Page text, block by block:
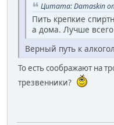
Цитата: Damaskin
Пить крепкие
а дома. Лучше
Верный путь к
То есть соображают на
трезвенники?